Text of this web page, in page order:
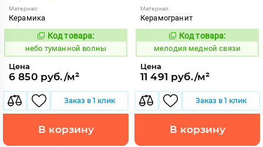
Материал:
Керамика
1122512
Код товара:
небо туманной волны
Цена
6 850 руб./м²
Заказ в 1 клик
В корзину
Материал:
Керамогранит
959961
Код товара:
мелодия медной связи
Цена
11 491 руб./м²
Заказ в 1 клик
В корзину